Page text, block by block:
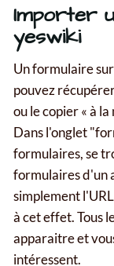
Importer
yeswiki
Un formulaire
pouvez
ou le copier « à la
Dans l'onglet
formulaires, se
formulaires d'un
simplement
à cet effet. Tous
apparaitre et
intéressent.